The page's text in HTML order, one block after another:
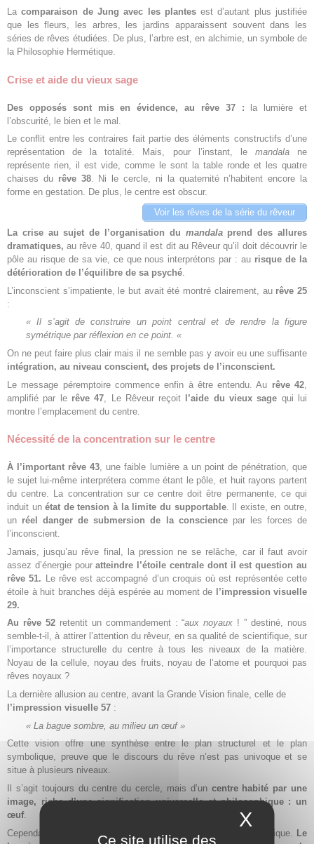
Lacomparaison de Jung avec les plantesest d’autant plus justifiée
que les fleurs, les arbres, les jardins apparaissent souvent dans les
séries de rêves étudiées. De plus, l’arbre est, en alchimie, un symbole de
la Philosophie Hermétique.
Crise et aide du vieux sage
Des opposés sont mis en évidence, au rêve 37 : la lumière et
l’obscurité, le bien et le mal.
Le conflit entre les contraires fait partie des éléments constructifs d’une
représentation de la totalité. Mais, pour l’instant, lemandalane
représente rien, il est vide, comme le sont la table ronde et les quatre
chaises du rêve 38. Ni le cercle, ni la quaternité n’habitent encore la
forme en gestation. De plus, le centre est obscur.
Voir les rêves de la série du rêveur
La crise au sujet de l’organisation du mandalaprend des allures
dramatiques, au rêve 40, quand il est dit au Rêveur qu’il doit découvrir le
pôle au risque de sa vie, ce que nous interprétons par : au risque de la
détérioration de l’équilibre de sa psyché.
L’inconscient s’impatiente, le but avait été montré clairement, au rêve 25
:
« Il s’agit de construire un point central et de rendre la figure
symétrique par réflexion en ce point. «
On ne peut faire plus clair mais il ne semble pas y avoir eu une suffisante
intégration, au niveau conscient, des projets de l’inconscient.
Le message péremptoire commence enfin à être entendu. Au rêve 42
amplifié par le rêve 47 , Le Rêveur reçoit l’aide du vieux sage qui lui
montre l’emplacement du centre.
Nécessité de la concentration sur le centre
À l’important rêve 43, une faible lumière a un point de pénétration, que
le sujet lui-même interprétera comme étant le pôle, et huit rayons partent
du centre. La concentration sur ce centre doit être permanente, ce qui
induit unétat de tension à la limite du supportable. Il existe, en outre,
un réel danger de submersion de la consciencepar les forces de
l’inconscient.
Jamais, jusqu’au rêve final, la pression ne se relâche, car il faut avoir
assez d’énergie pouratteindre l’étoile centrale dont il est question au
rêve 51. Le rêve est accompagné d’un croquis où est représentée cette
étoile à huit branches déjà espérée au moment de
l’impression visuelle
29.
Au rêve 52retentit un commandement : “aux noyaux ! ” destiné, nous
semble-t-il, à attirer l’attention du rêveur, en sa qualité de scientifique, sur
l’importance structurelle du centre à tous les niveaux de la matière.
Noyau de la cellule, noyau des fruits, noyau de l’atome et pourquoi pas
rêves noyaux ?
La dernière allusion au centre, avant la Grande Vision finale, celle de
l’impression visuelle 57 :
« La bague sombre, au milieu un œuf »
Cette vision offre une synthèse entre le plan structurel et le plan
symbolique, preuve que le discours du rêve n’est pas univoque et se
situe à plusieurs niveaux.
Il s’agit toujours du centre du cercle, mais d’un centre habité par une
image, riche d’une signification universelle et philosophique : un
œuf.
Cependant, le choix final ne se portera pas sur le centre symbolique. Le
Ce site utilise des
X